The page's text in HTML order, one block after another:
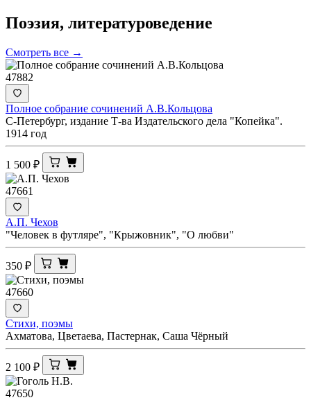
Поэзия, литературоведение
Смотреть все →
47882
Полное собрание сочинений А.В.Кольцова
С-Петербург, издание Т-ва Издательского дела "Копейка".
1914 год
1 500 ₽
47661
А.П. Чехов
"Человек в футляре", "Крыжовник", "О любви"
350 ₽
47660
Стихи, поэмы
Ахматова, Цветаева, Пастернак, Саша Чёрный
2 100 ₽
47650